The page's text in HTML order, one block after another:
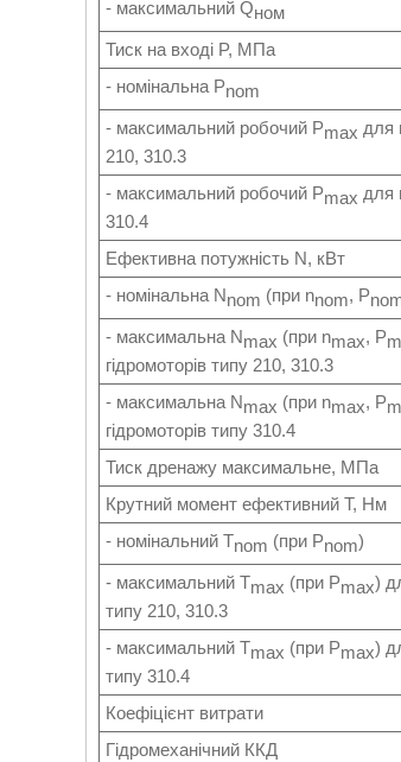
- максимальний Qном
Тиск на вході P, МПа
- номінальна Pnom
- максимальний робочий Pmax для
210, 310.3
- максимальний робочий Pmax для
310.4
Ефективна потужність N, кВт
- номінальна Nnom (при nnom, P
- максимальна Nmax (при nmax, P
гідромоторів типу 210, 310.3
- максимальна Nmax (при nmax, P
гідромоторів типу 310.4
Тиск дренажу максимальне, МПа
Крутний момент ефективний T, Нм
- номінальний Тnom (при Pnom)
- максимальний Тmax (при Pmax)
типу 210, 310.3
- максимальний Тmax (при Pmax)
типу 310.4
Коефіцієнт витрати
Гідромеханічний ККД